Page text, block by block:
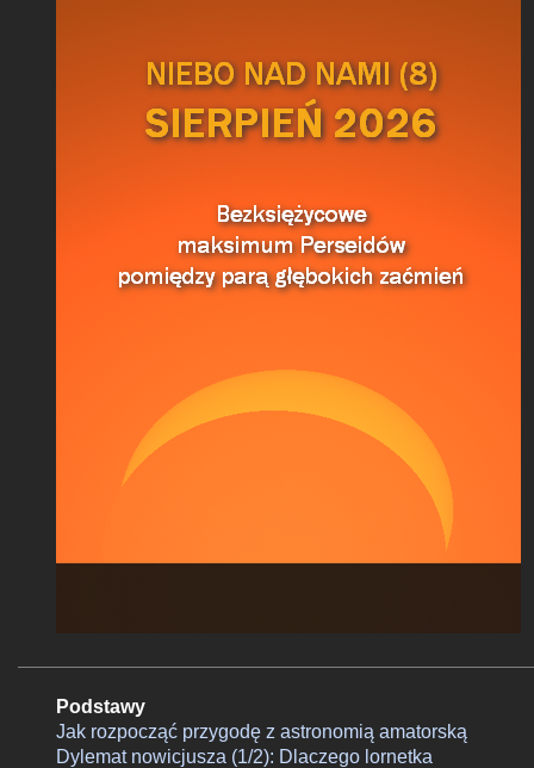
Podstawy
Jak rozpocząć przygodę z astronomią amatorską
Dylemat nowicjusza (1/2): Dlaczego lornetka